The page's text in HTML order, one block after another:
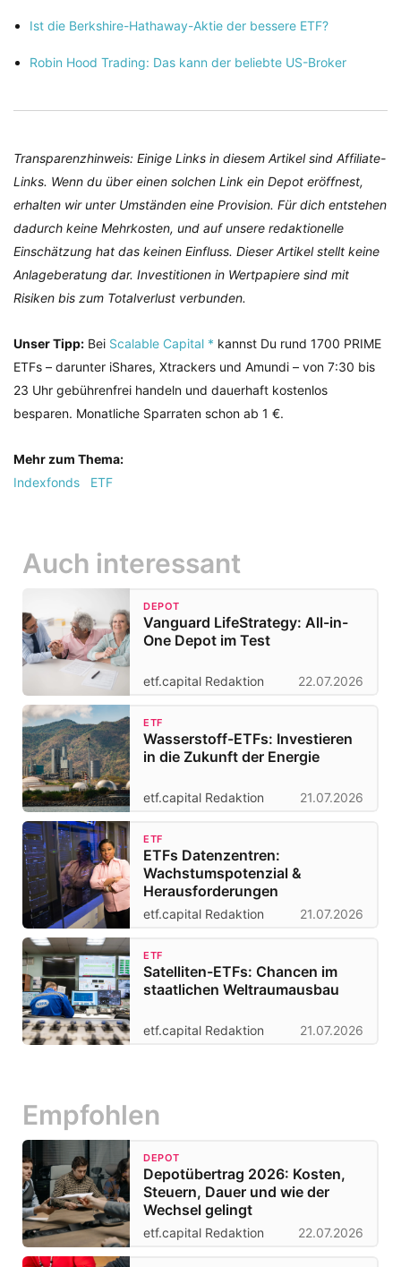
Ist die Berkshire-Hathaway-Aktie der bessere ETF?
Robin Hood Trading: Das kann der beliebte US-Broker
Transparenzhinweis: Einige Links in diesem Artikel sind Affiliate-
Links. Wenn du über einen solchen Link ein Depot eröffnest,
erhalten wir unter Umständen eine Provision. Für dich entstehen
dadurch keine Mehrkosten, und auf unsere redaktionelle
Einschätzung hat das keinen Einfluss. Dieser Artikel stellt keine
Anlageberatung dar. Investitionen in Wertpapiere sind mit
Risiken bis zum Totalverlust verbunden.
Unser Tipp: Bei Scalable Capital * kannst Du rund 1700 PRIME
ETFs – darunter iShares, Xtrackers und Amundi – von 7:30 bis
23 Uhr gebührenfrei handeln und dauerhaft kostenlos
besparen. Monatliche Sparraten schon ab 1 €.
Mehr zum Thema:
Indexfonds
ETF
Auch interessant
DEPOT
Vanguard LifeStrategy: All-in-
One Depot im Test
etf.capital Redaktion 22.07.2026
ETF
Wasserstoff-ETFs: Investieren
in die Zukunft der Energie
etf.capital Redaktion 21.07.2026
ETF
ETFs Datenzentren:
Wachstumspotenzial &
Herausforderungen
etf.capital Redaktion 21.07.2026
ETF
Satelliten-ETFs: Chancen im
staatlichen Weltraumausbau
etf.capital Redaktion 21.07.2026
Empfohlen
DEPOT
Depotübertrag 2026: Kosten,
Steuern, Dauer und wie der
Wechsel gelingt
etf.capital Redaktion 22.07.2026